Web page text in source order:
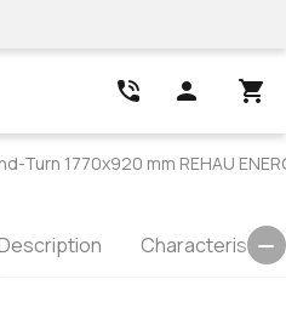
Turn 1770x920 mm REHAU
Characteristics